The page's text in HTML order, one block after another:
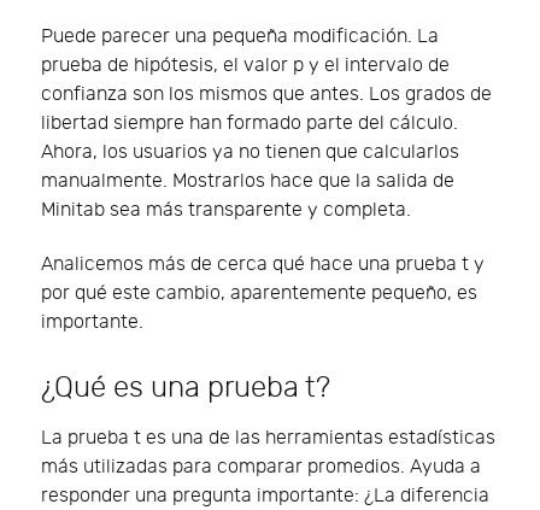
Puede parecer una pequeña modificación. La
prueba de hipótesis, el valor p y el intervalo de
confianza son los mismos que antes. Los grados de
libertad siempre han formado parte del cálculo.
Ahora, los usuarios ya no tienen que calcularlos
manualmente. Mostrarlos hace que la salida de
Minitab sea más transparente y completa.
Analicemos más de cerca qué hace una prueba t y
por qué este cambio, aparentemente pequeño, es
importante.
¿Qué es una prueba t?
La prueba t es una de las herramientas estadísticas
más utilizadas para comparar promedios. Ayuda a
responder una pregunta importante: ¿La diferencia